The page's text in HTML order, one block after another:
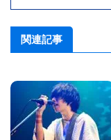
関連記事